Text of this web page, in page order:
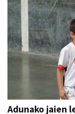
Adunako jaien